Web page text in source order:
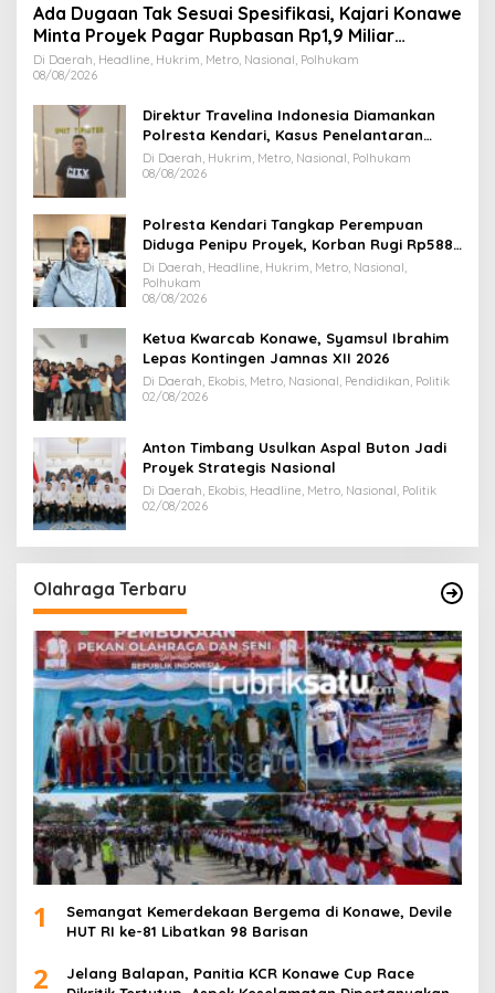
Ada Dugaan Tak Sesuai Spesifikasi, Kajari Konawe
Minta Proyek Pagar Rupbasan Rp1,9 Miliar
Dihentikan
Di Daerah, Headline, Hukrim, Metro, Nasional, Polhukam
08/08/2026
Direktur Travelina Indonesia Diamankan
Polresta Kendari, Kasus Penelantaran
Jemaah Umrah Masuk Babak Baru
Di Daerah, Hukrim, Metro, Nasional, Polhukam
08/08/2026
Polresta Kendari Tangkap Perempuan
Diduga Penipu Proyek, Korban Rugi Rp588,1
Juta
Di Daerah, Headline, Hukrim, Metro, Nasional,
Polhukam
08/08/2026
Ketua Kwarcab Konawe, Syamsul Ibrahim
Lepas Kontingen Jamnas XII 2026
Di Daerah, Ekobis, Metro, Nasional, Pendidikan, Politik
02/08/2026
Anton Timbang Usulkan Aspal Buton Jadi
Proyek Strategis Nasional
Di Daerah, Ekobis, Headline, Metro, Nasional, Politik
02/08/2026
Olahraga Terbaru
1
Semangat Kemerdekaan Bergema di Konawe, Devile
HUT RI ke-81 Libatkan 98 Barisan
2
Jelang Balapan, Panitia KCR Konawe Cup Race